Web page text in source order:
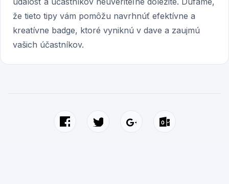
že tieto tipy vám pomôžu navrhnúť efektívne a
kreatívne badge, ktoré vyniknú v dave a zaujmú
vašich účastníkov.